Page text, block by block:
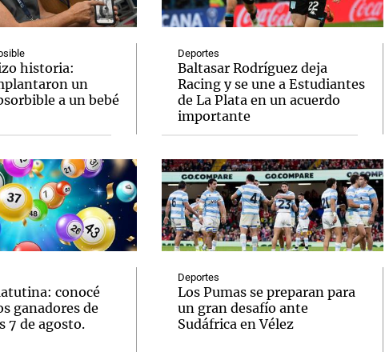
historia:
un
a un bebé
conocé
ganadores de
7 de agosto.
Deportes
Baltasar Rodríguez deja
Racing y se une a Estudiantes
de La Plata en un acuerdo
importante
Deportes
Los Pumas se preparan para
un gran desafío ante
Sudáfrica en Vélez
El huracán de Arequito
Notas
Cadena 3 en Groenlandia